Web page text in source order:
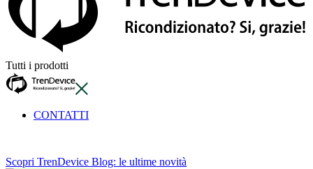
Tutti i prodotti
CONTATTI
Scopri TrenDevice Blog: le ultime novità